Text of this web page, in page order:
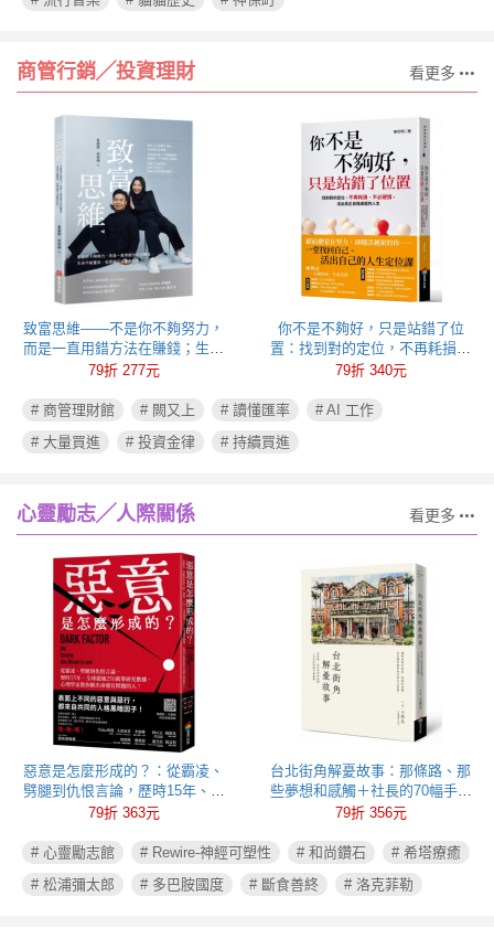
商管行銷╱投資理財 看更多
致富思維——不是你不夠努力，
而是一直用錯方法在賺錢；生命
不能重來，但思維可以重新彩
79折 277元
你不是不夠好，只是站錯了位
置：找到對的定位，不再耗損、
不必硬撐，活出真正自我成就的
79折 340元
# 商管理財館 # 闕又上 # 讀懂匯率
# AI 工作
# 大量買進
# 投資金律 # 持續買進
心靈勵志╱人際關係 看更多
惡意是怎麼形成的？：從霸凌、
劈腿到仇恨言論，歷時15年、全
球超過250萬筆研究數據，心理學
79折 363元
台北街角解憂故事：那條路、那
些夢想和感觸＋社長的70幅手繪
插圖
79折 356元
# 心靈勵志館 # Rewire-神經可塑性 # 和尚鑽石
# 希塔療癒
# 松浦彌太郎
# 多巴胺國度 # 斷食善終 # 洛克菲勒